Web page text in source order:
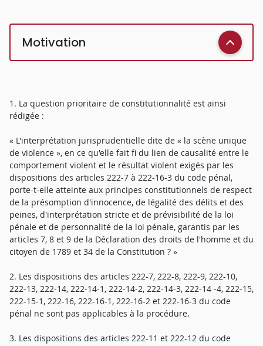
Motivation
1. La question prioritaire de constitutionnalité est ainsi
rédigée :
« L'interprétation jurisprudentielle dite de « la scène unique
de violence », en ce qu'elle fait fi du lien de causalité entre le
comportement violent et le résultat violent exigés par les
dispositions des articles 222-7 à 222-16-3 du code pénal,
porte-t-elle atteinte aux principes constitutionnels de respect
de la présomption d'innocence, de légalité des délits et des
peines, d'interprétation stricte et de prévisibilité de la loi
pénale et de personnalité de la loi pénale, garantis par les
articles 7, 8 et 9 de la Déclaration des droits de l'homme et du
citoyen de 1789 et 34 de la Constitution ? »
2. Les dispositions des articles 222-7, 222-8, 222-9, 222-10,
222-13, 222-14, 222-14-1, 222-14-2, 222-14-3, 222-14 -4, 222-15,
222-15-1, 222-16, 222-16-1, 222-16-2 et 222-16-3 du code
pénal ne sont pas applicables à la procédure.
3. Les dispositions des articles 222-11 et 222-12 du code